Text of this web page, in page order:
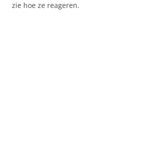
zie hoe ze reageren.